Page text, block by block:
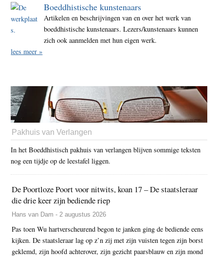
Boeddhistische kunstenaars
Artikelen en beschrijvingen van en over het werk van
boeddhistische kunstenaars. Lezers/kunstenaars kunnen
zich ook aanmelden met hun eigen werk.
lees meer »
Pakhuis van Verlangen
In het Boeddhistisch pakhuis van verlangen blijven sommige teksten
nog een tijdje op de leestafel liggen.
De Poortloze Poort voor nitwits, koan 17 – De staatsleraar
die drie keer zijn bediende riep
Hans van Dam - 2 augustus 2026
Pas toen Wu hartverscheurend begon te janken ging de bediende eens
kijken. De staatsleraar lag op z’n zij met zijn vuisten tegen zijn borst
geklemd, zijn hoofd achterover, zijn gezicht paarsblauw en zijn mond